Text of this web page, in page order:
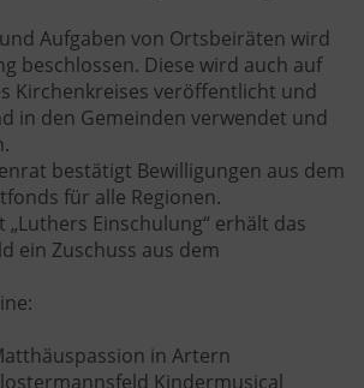
Aufgaben von Ortsbeiräten wird
beschlossen. Diese wird auch auf
Kirchenkreises veröffentlicht und
in den Gemeinden verwendet und
bestätigt Bewilligungen aus dem
für alle Regionen.
„Luthers Einschulung“ erhält das
ein Zuschuss aus dem
in Artern
Kindermusical